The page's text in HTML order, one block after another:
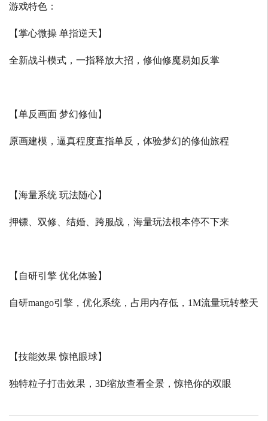
游戏特色：
【掌心微操 单指逆天】
全新战斗模式，一指释放大招，修仙修魔易如反掌
【单反画面 梦幻修仙】
原画建模，逼真程度直指单反，体验梦幻的修仙旅程
【海量系统 玩法随心】
押镖、双修、结婚、跨服战，海量玩法根本停不下来
【自研引擎 优化体验】
自研mango引擎，优化系统，占用内存低， 1M流量玩转整天
【技能效果 惊艳眼球】
独特粒子打击效果， 3D缩放查看全景，惊艳你的双眼